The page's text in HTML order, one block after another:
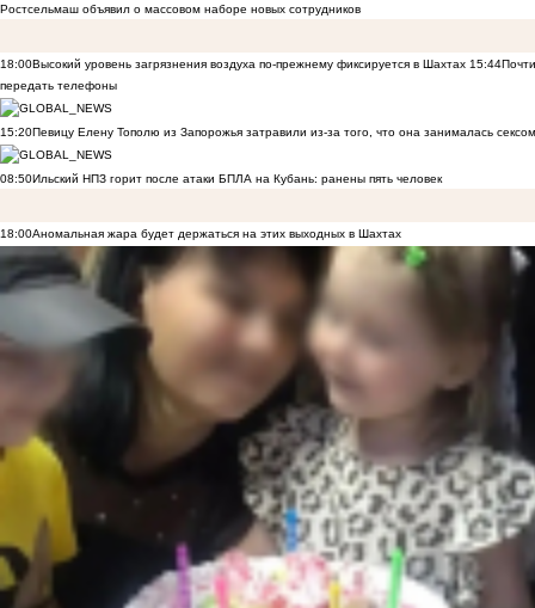
Ростсельмаш объявил о массовом наборе новых сотрудников
18:00Высокий уровень загрязнения воздуха по-прежнему фиксируется в Шахтах 15:44
передать телефоны
15:20Певицу Елену Тополю из Запорожья затравили из-за того, что она занималась
08:50Ильский НПЗ горит после атаки БПЛА на Кубань: ранены пять человек
18:00Аномальная жара будет держаться на этих выходных в Шахтах